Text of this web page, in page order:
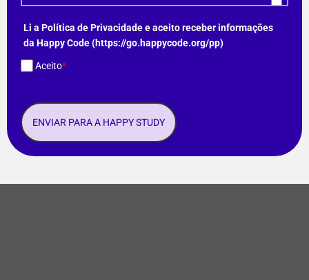
Li a Política de Privacidade e aceito receber informações
da Happy Code (https://go.happycode.org/pp)
Aceito*
ENVIAR PARA A HAPPY STUDY